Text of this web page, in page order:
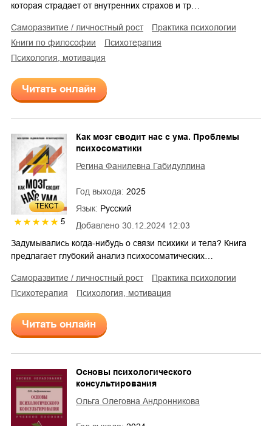
которая страдает от внутренних страхов и тр…
саморазвитие / личностный рост
практика психологии
книги по философии
психотерапия
психология, мотивация
Читать онлайн
ТЕКСТ
5 Добавлено 30.12.2024 12:03
Как мозг сводит нас с ума. Проблемы
психосоматики
Регина Фанилевна Габидуллина
Год выхода: 2025
Язык: Русский
Задумывались когда-нибудь о связи психики и тела? Книга
предлагает глубокий анализ психосоматических…
саморазвитие / личностный рост
практика психологии
психотерапия
психология, мотивация
Читать онлайн
Основы психологического
консультирования
Ольга Олеговна Андронникова